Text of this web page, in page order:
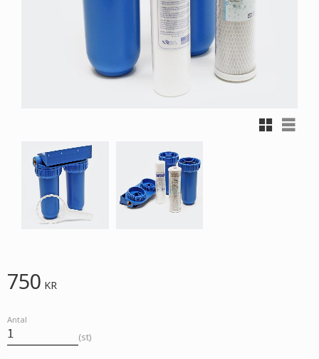
Rutnätsvy
Listvy
750 KR
Antal
st